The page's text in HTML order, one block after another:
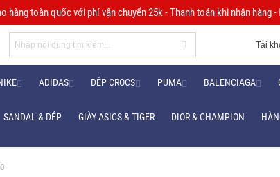
hàng toàn quốc với phí vận chuyển 25k - Thanh toán khi nhận hàng
Tài
ADIDAS DÉP CROCS PUMA BALENCIAGA
SANDAL & DÉP GIÀY ASICS & TIGER DIOR & CHAMPION